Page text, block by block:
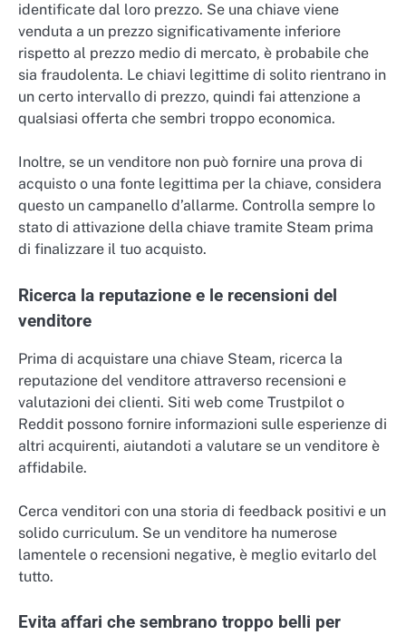
identificate dal loro prezzo. Se una chiave viene
venduta a un prezzo significativamente inferiore
rispetto al prezzo medio di mercato, è probabile che
sia fraudolenta. Le chiavi legittime di solito rientrano in
un certo intervallo di prezzo, quindi fai attenzione a
qualsiasi offerta che sembri troppo economica.
Inoltre, se un venditore non può fornire una prova di
acquisto o una fonte legittima per la chiave, considera
questo un campanello d’allarme. Controlla sempre lo
stato di attivazione della chiave tramite Steam prima
di finalizzare il tuo acquisto.
Ricerca la reputazione e le recensioni del
venditore
Prima di acquistare una chiave Steam, ricerca la
reputazione del venditore attraverso recensioni e
valutazioni dei clienti. Siti web come Trustpilot o
Reddit possono fornire informazioni sulle esperienze di
altri acquirenti, aiutandoti a valutare se un venditore è
affidabile.
Cerca venditori con una storia di feedback positivi e un
solido curriculum. Se un venditore ha numerose
lamentele o recensioni negative, è meglio evitarlo del
tutto.
Evita affari che sembrano troppo belli per